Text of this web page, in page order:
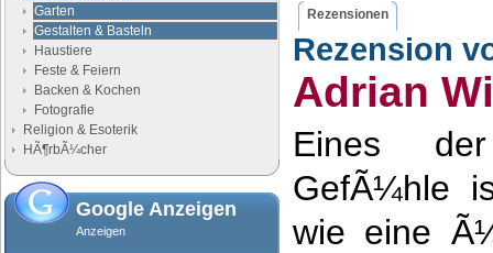
Garten
Gestalten & Basteln
Haustiere
Feste & Feiern
Backen & Kochen
Fotografie
Religion & Esoterik
HÃ¶rbÃ¼cher
Google Anzeigen
Anzeigen
Rezensionen
Rezension
Adrian
Eines
GefÃ¼hle
wie eine